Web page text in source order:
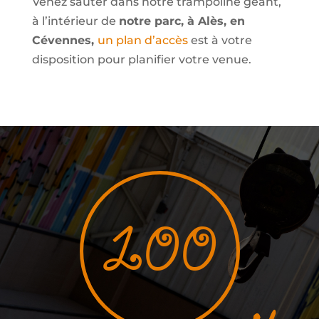
à l’intérieur de notre parc, à Alès, en
Cévennes, un plan d’accèsest à votre
disposition pour planifier votre venue.
100